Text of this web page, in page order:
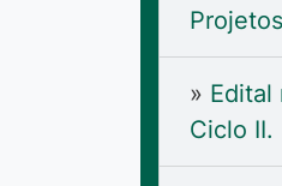
» Edital
Ciclo II.